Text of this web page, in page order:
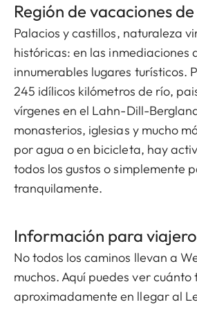
Región de vacaciones
Palacios y castillos, naturaleza
históricas: en las inmediaciones
innumerables lugares turísticos.
245 idílicos kilómetros de río,
vírgenes en el Lahn-Dill-
monasterios, iglesias y mucho
por agua o en bicicleta, hay
todos los gustos o simplemente
tranquilamente.
Información para
No todos los caminos llevan a
muchos. Aquí puedes ver
aproximadamente en llegar al